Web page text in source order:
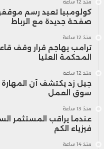
منذ 12 ساعة
كولومبيا تعيد رسم
صفحة جديدة مع الرباط
منذ 12 ساعة
ترامب يهاجم قرار وقف
المحكمة العليا
منذ 12 ساعة
جيل زد يكتشف أن
سوق العمل
منذ 13 ساعة
عندما يراقب المستثمر
فيزياء الكم
منذ 14 ساعة